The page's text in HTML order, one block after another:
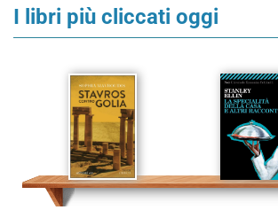
I libri più cliccati oggi